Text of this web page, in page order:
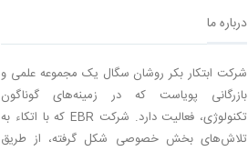
درباره ما
شرکت ابتکار بکر روشان سگال یک مجموعه‌ علمی و
بازرگانی پویاست كه در زمینه‌های گوناگون
تکنولوژی، فعالیت دارد. شرکت EBR که با اتکاء به
تلاش‌های بخش خصوصی شکل گرفته، از طریق